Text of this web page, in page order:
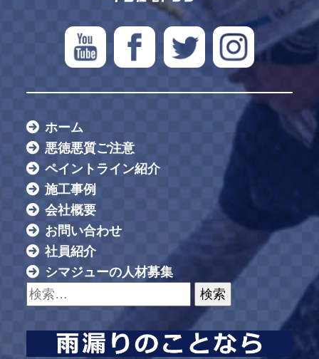
ホーム
悪徳悪質ご注意
ペイントライン紹介
施工事例
会社概要
お問い合わせ
社員紹介
シマジューの人材募集
検索: